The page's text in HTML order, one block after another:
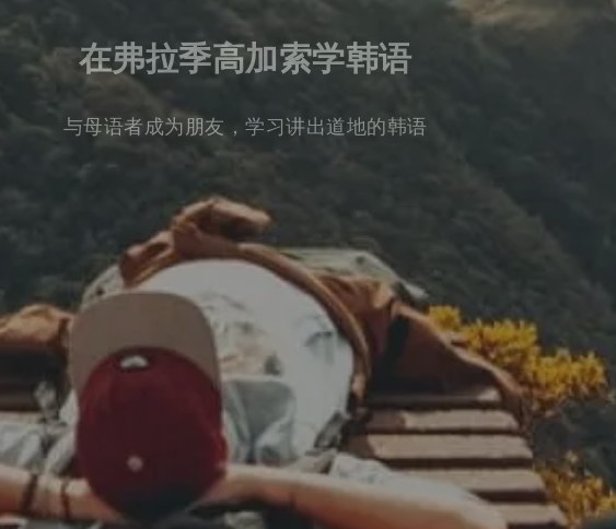
在弗拉季高加索学韩语
与母语者成为朋友，学习讲出道地的韩语